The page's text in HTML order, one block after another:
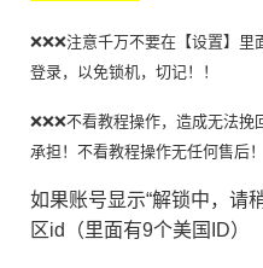
❌❌❌注意千万不要在【设置】
登录，以免锁机，切记！！
❌❌❌不看教程操作，造成无法
承担！不看教程操作无任何售后！
如果账号显示“解锁中，请
区id（里面有9个美国ID）